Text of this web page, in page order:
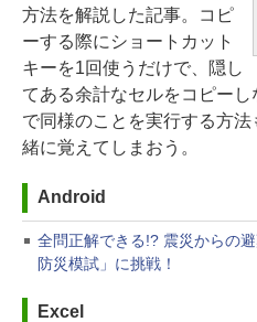
方法を解説した記事。コピ
ーする際にショートカット
キーを1回使うだけで、隠し
てある余計なセルをコピー
で同様のことを実行する方
緒に覚えてしまおう。
Android
全問正解できる!? 震災からの
防災模試」に挑戦！
Excel